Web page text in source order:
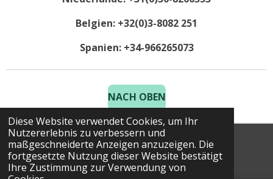
Diese Website verwendet Cookies, um Ihr
Nutzererlebnis zu verbessern und
maßgeschneiderte Anzeigen anzuzeigen. Die
fortgesetzte Nutzung dieser Website bestätigt
Ihre Zustimmung zur Verwendung von
Belgien: +32(0)3-8082 251
Spanien: +34-966265073
NACH OBEN
© 2025 Costa Golf Holidays